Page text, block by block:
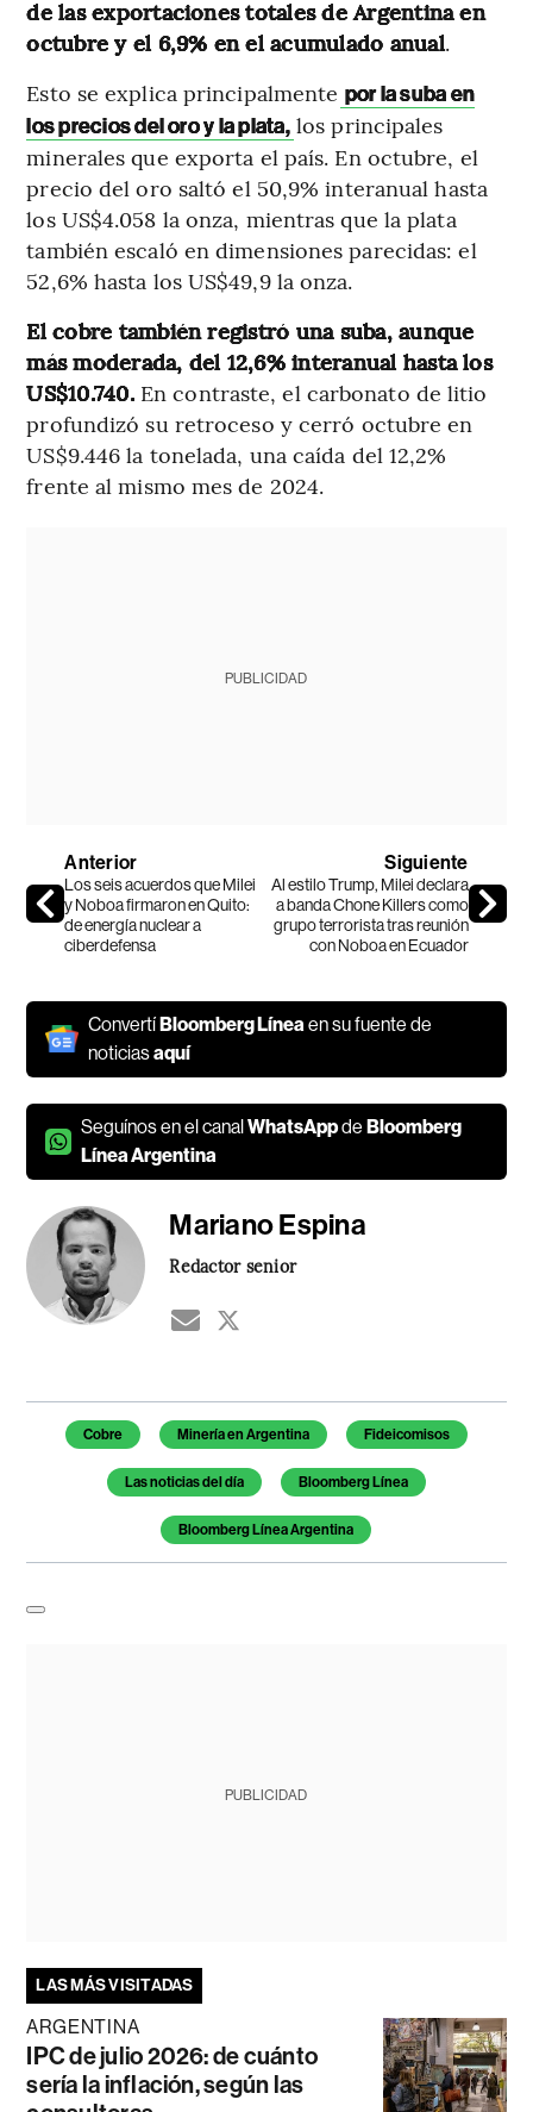
de las exportaciones totales de Argentina en
octubre y el 6,9% en el acumulado anual.
Esto se explica principalmente por la suba en
los precios del oro y la plata, los principales
minerales que exporta el país. En octubre, el
precio del oro saltó el 50,9% interanual hasta
los US$4.058 la onza, mientras que la plata
también escaló en dimensiones parecidas: el
52,6% hasta los US$49,9 la onza.
El cobre también registró una suba, aunque
más moderada, del 12,6% interanual hasta los
US$10.740. En contraste, el carbonato de litio
profundizó su retroceso y cerró octubre en
US$9.446 la tonelada, una caída del 12,2%
frente al mismo mes de 2024.
PUBLICIDAD
Anterior
Los seis acuerdos que Milei
y Noboa firmaron en Quito:
de energía nuclear a
ciberdefensa
Siguiente
Al estilo Trump, Milei declara
a banda Chone Killers como
grupo terrorista tras reunión
con Noboa en Ecuador
ConvertíBloomberg Línea en su fuente de
noticiasaquí
Seguínos en el canalWhatsAppdeBloomberg
Línea Argentina
Mariano Espina
Redactor senior
Temas de este artículo
Cobre Minería en Argentina Fideicomisos
Las noticias del día Bloomberg Línea
Bloomberg Línea Argentina
PUBLICIDAD
LAS MÁS VISITADAS
ARGENTINA
IPC de julio 2026: de cuánto
sería la inflación, según las